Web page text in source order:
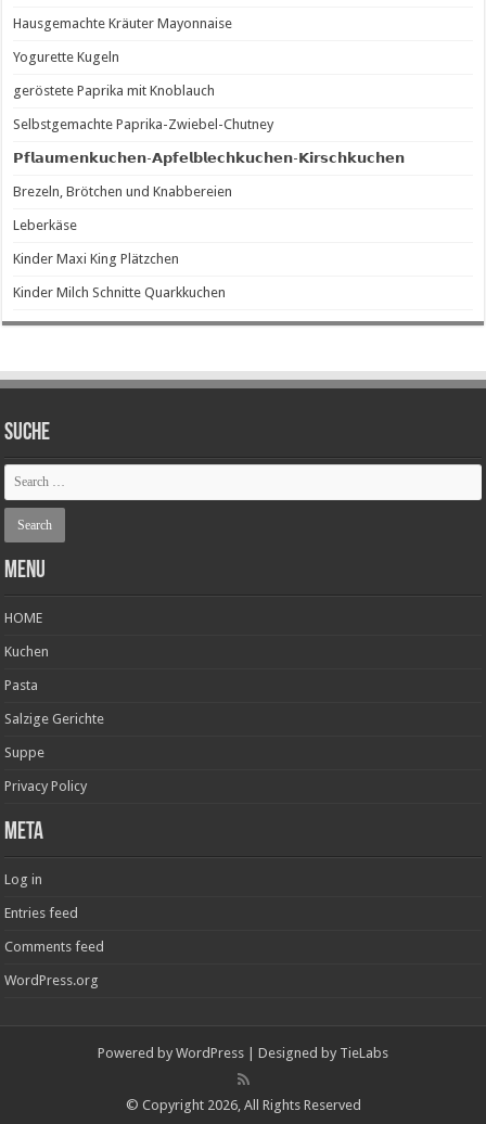
Hausgemachte Kräuter Mayonnaise
Yogurette Kugeln
geröstete Paprika mit Knoblauch
Selbstgemachte Paprika-Zwiebel-Chutney
𝗣𝗳𝗹𝗮𝘂𝗺𝗲𝗻𝗸𝘂𝗰𝗵𝗲𝗻-𝗔𝗽𝗳𝗲𝗹𝗯𝗹𝗲𝗰𝗵𝗸𝘂𝗰𝗵𝗲𝗻-𝗞𝗶𝗿𝘀𝗰𝗵𝗸𝘂𝗰𝗵𝗲𝗻
Brezeln, Brötchen und Knabbereien
Leberkäse
Kinder Maxi King Plätzchen
Kinder Milch Schnitte Quarkkuchen
SUCHE
Menu
HOME
Kuchen
Pasta
Salzige Gerichte
Suppe
Privacy Policy
Meta
Log in
Entries feed
Comments feed
WordPress.org
Powered by WordPress | Designed by TieLabs
© Copyright 2026, All Rights Reserved